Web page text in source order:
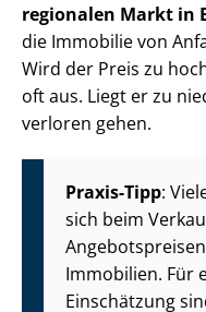
regionalen Markt in
die Immobilie von
Wird der Preis zu
oft aus. Liegt er zu
verloren gehen.
Praxis-Tipp:
sich beim
Immobilien. Für
Einschätzung